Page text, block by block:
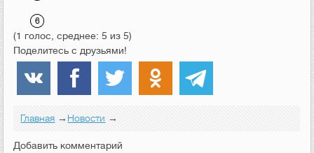
(1 голос, среднее: 5 из 5)
Поделитесь с друзьями!
Главная →Новости →
Добавить комментарий